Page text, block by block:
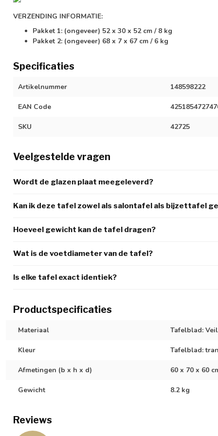
VERZENDING INFORMATIE:
Pakket 1: (ongeveer) 52 x 30 x 52 cm / 8 kg
Pakket 2: (ongeveer) 68 x 7 x 67 cm / 6 kg
Specificaties
Artikelnummer 148598222
EAN Code
SKU 42725
Veelgestelde vragen
Wordt de glazen plaat meegeleverd?
Kan ik deze tafel zowel als salontafel als bijzettafel
Hoeveel gewicht kan de tafel dragen?
Wat is de voetdiameter van de tafel?
Is elke tafel exact identiek?
Productspecificaties
Materiaal Tafelblad:
Kleur Tafelblad:
Afmetingen (b x h x d) 60 x 70 x 60
Gewicht 8.2 kg
Reviews